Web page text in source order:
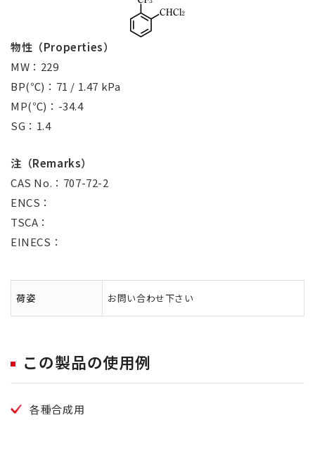
物性（Properties）
MW：229
BP(℃)：71 / 1.47 kPa
MP(℃)：-34.4
SG：1.4
注（Remarks）
CAS No.：707-72-2
ENCS：
TSCA：
EINECS：
荷姿 お問い合わせ下さい
この製品の使用例
各種合成用